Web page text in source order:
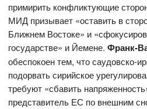
примирить конфликтующие
МИД призывает «оставить в
Ближнем Востоке» и
государстве» и Йемене.Франк-
обеспокоен тем, что саудовско-
подорвать сирийское
требуют «сбавить
представитель ЕС по внешним